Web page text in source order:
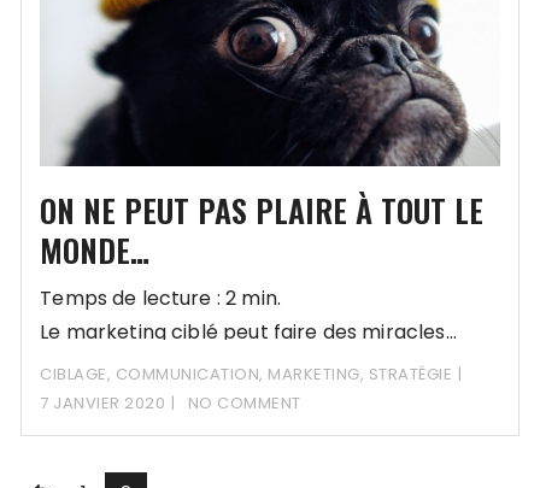
ON NE PEUT PAS PLAIRE À TOUT LE
MONDE…
Temps de lecture : 2 min.
Le marketing ciblé peut faire des miracles…
CIBLAGE, COMMUNICATION, MARKETING, STRATÉGIE
7 JANVIER 2020
NO COMMENT